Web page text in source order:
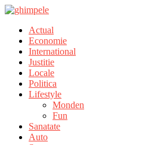
Actual
Economie
International
Justitie
Locale
Politica
Lifestyle
Monden
Fun
Sanatate
Auto